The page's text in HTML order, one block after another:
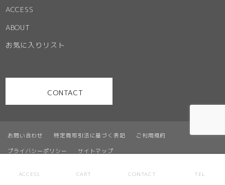
お問い合わせ 特定商取引法に基づく表記 ご利用規約
プライバシーポリシー サイトマップ
ACCESS
ABOUT
お気に入りリスト
CONTACT
ACCESS CART CONTACT TEL